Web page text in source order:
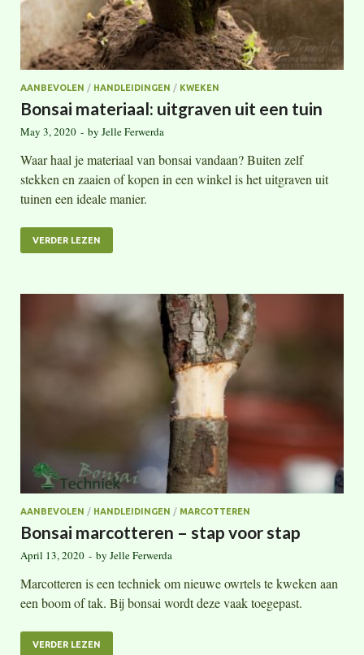
AANBEVOLEN / HANDLEIDINGEN / KWEKEN
Bonsai materiaal: uitgraven uit een tuin
May 3, 2020 - by Jelle Ferwerda
Waar haal je materiaal van bonsai vandaan? Buiten zelf
stekken en zaaien of kopen in een winkel is het uitgraven uit
tuinen een ideale manier.
VERDER LEZEN
AANBEVOLEN / HANDLEIDINGEN / MARCOTTEREN
Bonsai marcotteren – stap voor stap
April 13, 2020 - by Jelle Ferwerda
Marcotteren is een techniek om nieuwe owrtels te kweken aan
een boom of tak. Bij bonsai wordt deze vaak toegepast.
VERDER LEZEN